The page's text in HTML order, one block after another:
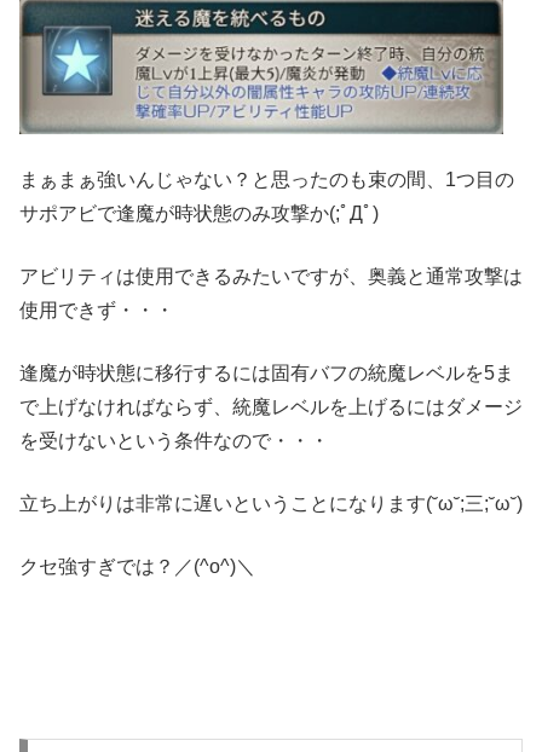
まぁまぁ強いんじゃない？と思ったのも束の間、1つ目の
サポアビで逢魔が時状態のみ攻撃か(;ﾟДﾟ)
アビリティは使用できるみたいですが、奥義と通常攻撃は
使用できず・・・
逢魔が時状態に移行するには固有バフの統魔レベルを5ま
で上げなければならず、統魔レベルを上げるにはダメージ
を受けないという条件なので・・・
立ち上がりは非常に遅いということになります(˘ω˘;三;˘ω˘)
クセ強すぎでは？／(^o^)＼